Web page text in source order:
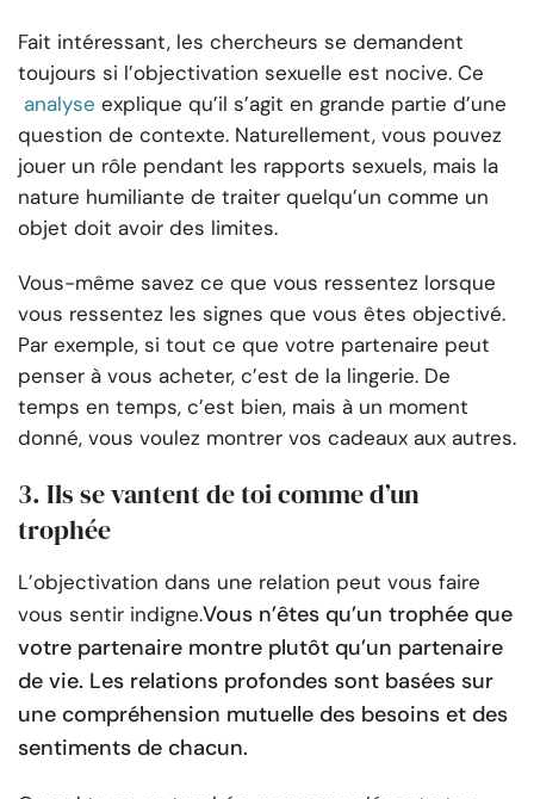
Fait intéressant, les chercheurs se demandent
toujours si l’objectivation sexuelle est nocive. Ce
analyse explique qu’il s’agit en grande partie d’une
question de contexte. Naturellement, vous pouvez
jouer un rôle pendant les rapports sexuels, mais la
nature humiliante de traiter quelqu’un comme un
objet doit avoir des limites.
Vous-même savez ce que vous ressentez lorsque
vous ressentez les signes que vous êtes objectivé.
Par exemple, si tout ce que votre partenaire peut
penser à vous acheter, c’est de la lingerie. De
temps en temps, c’est bien, mais à un moment
donné, vous voulez montrer vos cadeaux aux autres.
3. Ils se vantent de toi comme d’un
trophée
L’objectivation dans une relation peut vous faire
vous sentir indigne.Vous n’êtes qu’un trophée que
votre partenaire montre plutôt qu’un partenaire
de vie. Les relations profondes sont basées sur
une compréhension mutuelle des besoins et des
sentiments de chacun.